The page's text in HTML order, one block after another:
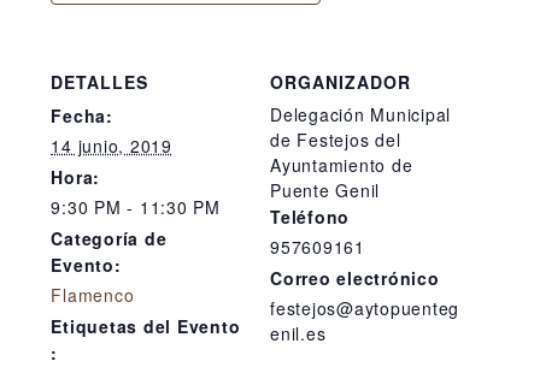
DETALLES
Fecha:
14 junio, 2019
Hora:
9:30 PM - 11:30 PM
Categoría de
Evento:
Flamenco
Etiquetas del Evento
:
ORGANIZADOR
Delegación Municipal
de Festejos del
Ayuntamiento de
Puente Genil
Teléfono
957609161
Correo electrónico
festejos@aytopuenteg
enil.es